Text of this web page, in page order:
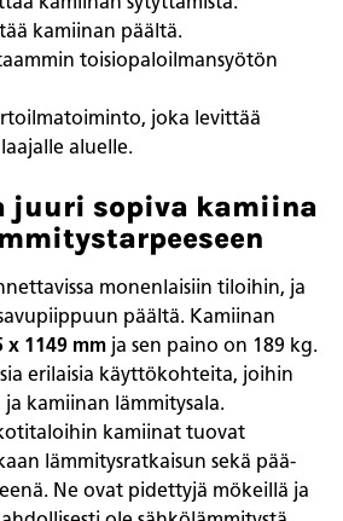
kamiinan päältä.
toisiopaloilmansyötön
joka levittää
aluelle.
juuri sopiva kamiina
monenlaisiin tiloihin, ja
päältä. Kamiinan
x 1149 mm ja sen paino on 189 kg.
erilaisia käyttökohteita, joihin
kamiinan lämmitysala.
kamiinat tuovat
lämmitysratkaisun sekä pää-
Ne ovat pidettyjä mökeillä ja